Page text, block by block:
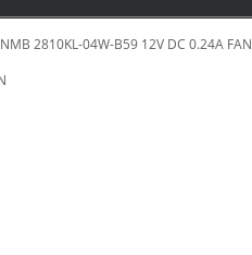
NMB 2810KL-04W-B59 12V DC 0.24A FAN